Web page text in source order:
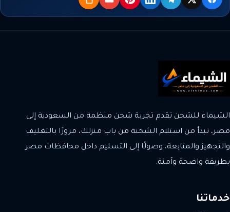
فيسبوك
X تيليجراملينكدإنبنترستالبريد نسخ
الشيماء للشحن تقدم تجربة شحن منظمة من السعودية إلى
مصر، تبدأ من استلام الشحنة من باب منزلك، مرورًا بالتغليف
والتجهيز والمتابعة، وصولًا إلى التسليم داخل محافظات مصر
بطريقة واضحة وآمنة.
خدماتنا